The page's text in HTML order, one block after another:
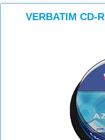
VERBATIM CD-